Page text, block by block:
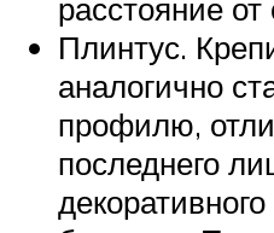
расстояние
Плинтус.
аналогично
профилю,
последнего